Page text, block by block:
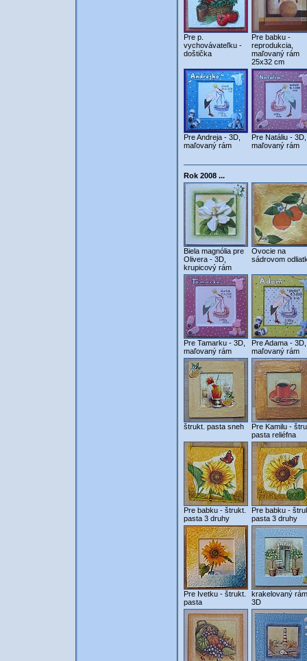
Pre p.
vychovávateľku -
doštička
Pre babku -
reprodukcia,
maľovaný rám
25x32 cm
Pre Andreja - 3D,
maľovaný rám
Pre Natáliu - 3D,
maľovaný rám
Rok 2008 ...
Biela magnólia pre
Olivera - 3D,
krupicový rám
Ovocie na
sádrovom
Pre Tamarku - 3D,
maľovaný rám
Pre Adama - 3D,
maľovaný rám
štrukt. pasta sneh
Pre Kamilu -
pasta reliéfna
Pre babku - štrukt.
pasta 3 druhy
Pre babku -
pasta 3 druhy
Pre Ivetku - štrukt.
pasta
krakelovaný
3D